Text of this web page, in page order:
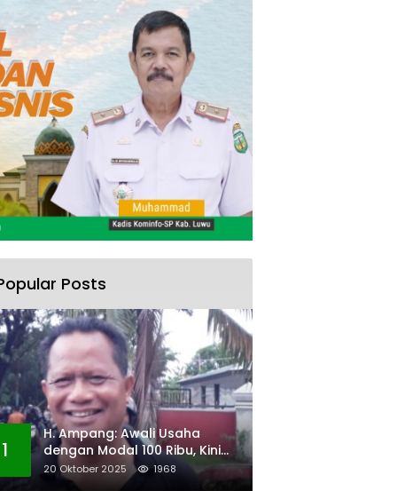
Posts
1
H. Ampang: Awali Usaha
dengan Modal 100 Ribu, Kini
Jadi Jutawan
20 Oktober 2025 1968